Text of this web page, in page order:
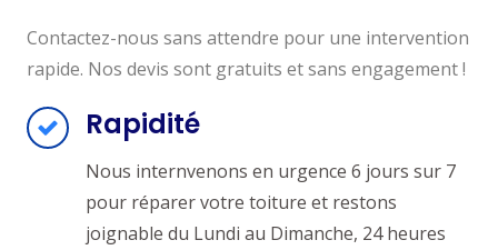
Contactez-nous sans attendre pour une intervention
rapide. Nos devis sont gratuits et sans engagement !
Rapidité
Nous internvenons en urgence 6 jours sur 7
pour réparer votre toiture et restons
joignable du Lundi au Dimanche, 24 heures